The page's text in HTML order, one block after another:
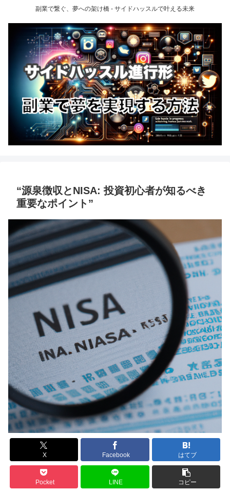
副業で繋ぐ、夢への架け橋 - サイドハッスルで叶える未来
“源泉徴収とNISA: 投資初心者が知るべき
重要なポイント”
X Facebook はてブ
Pocket LINE コピー